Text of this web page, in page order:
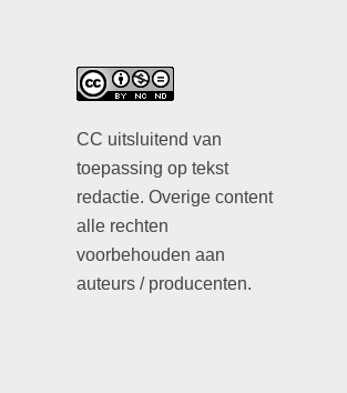
CC uitsluitend van
toepassing op tekst
redactie. Overige content
alle rechten
voorbehouden aan
auteurs / producenten.